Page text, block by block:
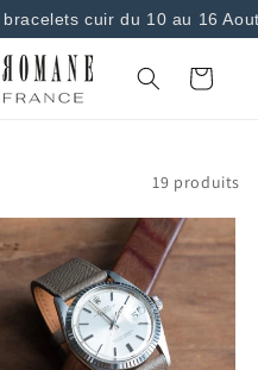
cuir du 10 au 16 Aout
Panier
19 produits